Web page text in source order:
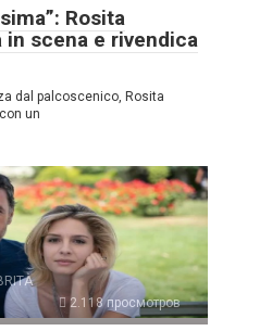
Rosita
scena e rivendica
dal palcoscenico, Rosita
un
2.118 просмотров